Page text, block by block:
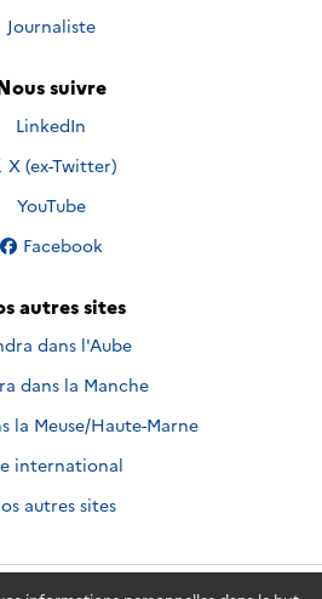
Journaliste
suivre
Nous suivre sur
LinkedIn
Nous suivre sur
X (ex-Twitter)
Nous suivre sur
YouTube
Nous suivre sur
Facebook
autres sites
dans l'Aube
dans la Manche
la Meuse/Haute-Marne
international
autres sites